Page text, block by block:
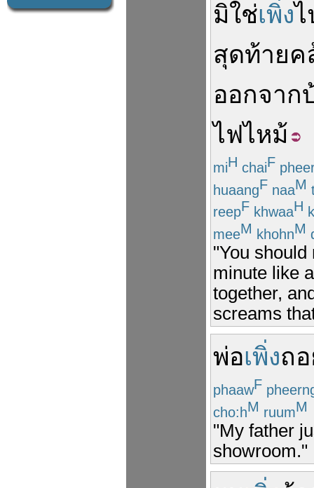
มิใช่เพิ่ง
สุดท้ายค
ออกจาก
ไฟไหม้
miH chaiF
huaangF naaM
reepF khwaaH
meeM khohnM
"You
minute like
together,
screams
พ่อเพิ่งถ
phaawF
cho:hM ruumM
"My father
showroom."